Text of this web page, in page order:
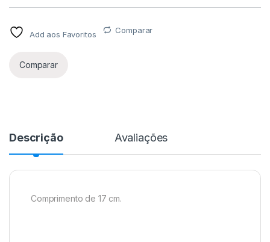
Add aos Favoritos Comparar
Comparar
Descrição Avaliações
Comprimento de 17 cm.